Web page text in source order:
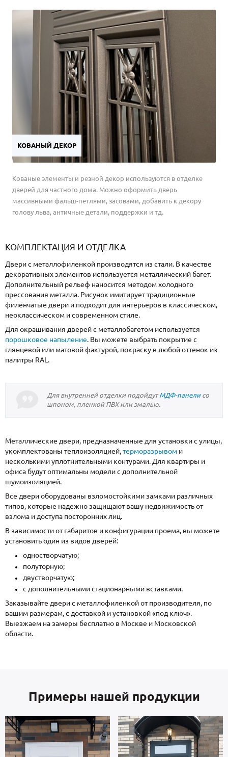
КОВАНЫЙ ДЕКОР
Кованые элементы и резной декор используются в отделке
дверей для частного дома. Можно оформить дверь
массивными фальш-петлями, засовами, добавить к декору
голову льва, античные детали, поддержки и тд.
КОМПЛЕКТАЦИЯ И ОТДЕЛКА
Двери с металлофиленкой производятся из стали. В качестве
декоративных элементов используется металлический багет.
Дополнительный рельеф наносится методом холодного
прессования металла. Рисунок имитирует традиционные
филенчатые двери и подходит для интерьеров в классическом,
неоклассическом и современном стиле.
Для окрашивания дверей с металлобагетом используется
порошковое напыление. Вы можете выбрать покрытие с
глянцевой или матовой фактурой, покраску в любой оттенок из
палитры RAL.
Для внутренней отделки подойдутМДФ-панелисо
шпоном, пленкой ПВХ или эмалью.
Металлические двери, предназначенные для установки с улицы,
укомплектованы теплоизоляцией,терморазрывом и
несколькими уплотнительными контурами. Для квартиры и
офиса будут оптимальны модели с дополнительной
шумоизоляцией.
Все двери оборудованы взломостойкими замками различных
типов, которые надежно защищают вашу недвижимость от
взлома и доступа посторонних лиц.
В зависимости от габаритов и конфигурации проема, вы можете
установить один из видов дверей:
одностворчатую;
полуторную;
двустворчатую;
с дополнительными стационарными вставками.
Заказывайте двери с металлофиленкой от производителя, по
вашим размерам, с доставкой и установкой «под ключ».
Выезжаем на замеры бесплатно в Москве и Московской
области.
Примеры нашей продукции